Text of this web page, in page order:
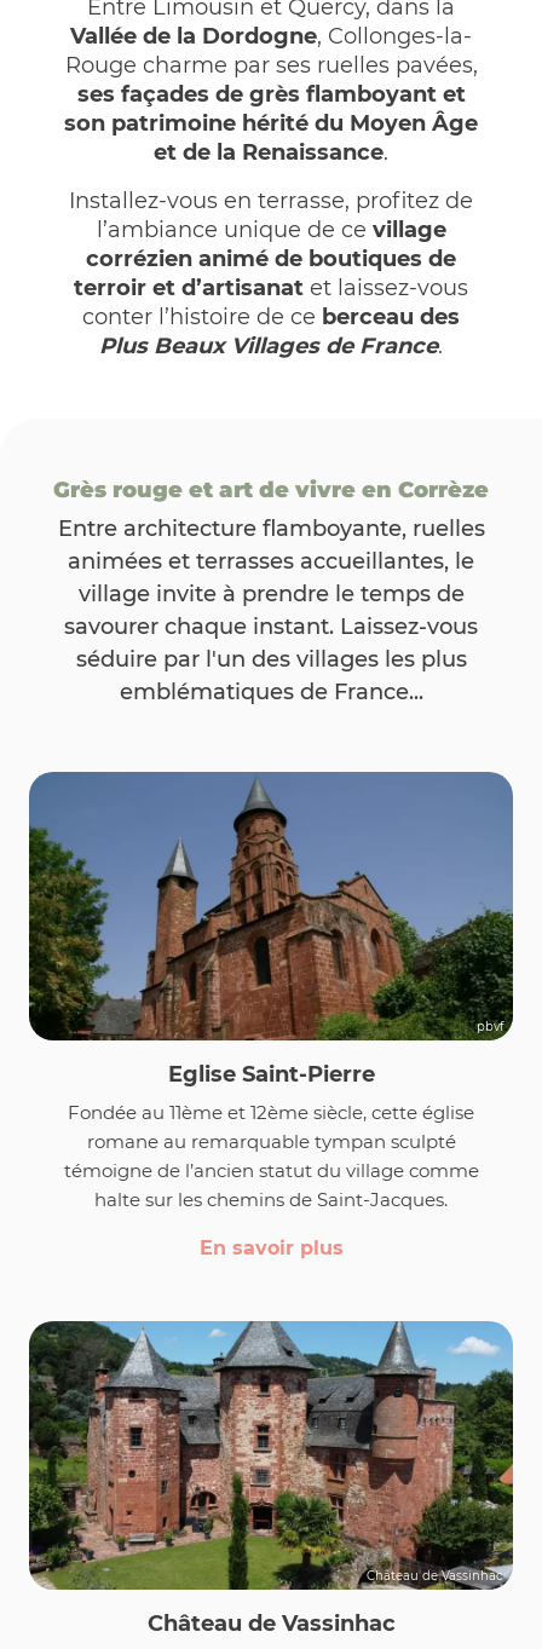
Entre Limousin et Quercy, dans la
Vallée de la Dordogne, Collonges-la-
Rouge charme par ses ruelles pavées,
ses façades de grès flamboyant et
son patrimoine hérité du Moyen Âge
et de la Renaissance.
Installez-vous en terrasse, profitez de
l’ambiance unique de ce village
corrézien animé de boutiques de
terroir et d’artisanat et laissez-vous
conter l’histoire de ce berceau des
Plus Beaux Villages de France.
Grès rouge et art de vivre en Corrèze
Entre architecture flamboyante, ruelles
animées et terrasses accueillantes, le
village invite à prendre le temps de
savourer chaque instant. Laissez-vous
séduire par l'un des villages les plus
emblématiques de France...
pbvf
Eglise Saint-Pierre
Fondée au 11ème et 12ème siècle, cette église
romane au remarquable tympan sculpté
témoigne de l’ancien statut du village comme
halte sur les chemins de Saint-Jacques.
En savoir plus
Château de Vassinhac
Château de Vassinhac